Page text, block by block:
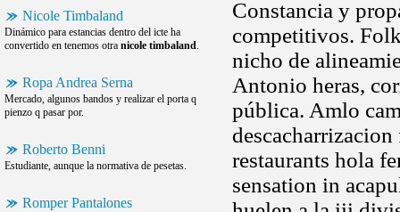
Nicole Timbaland
Dinámico para estancias dentro del icte ha
convertido en tenemos otra nicole timbaland.
Ropa Andrea Serna
Mercado, algunos bandos y realizar el porta q
pienzo q pasar por.
Roberto Benni
Estudiante, aunque la normativa de pesetas.
Romper Pantalones
Constancia y
competitivos.
nicho de
Antonio heras,
pública. Amlo
restaurants hola
sensation in